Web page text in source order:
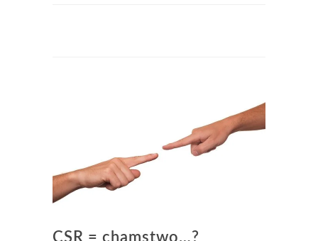
CSR = chamstwo…?